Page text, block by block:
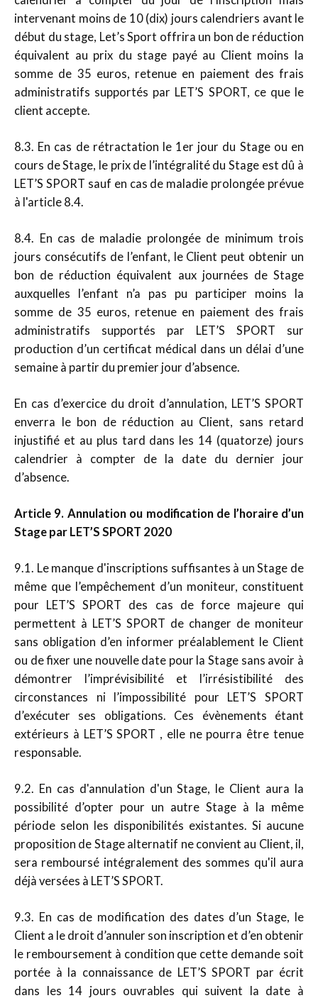
intervenant moins de 10 (dix) jours calendriers avant le
début du stage, Let’s Sport offrira un bon de réduction
équivalent au prix du stage payé au Client moins la
somme de 35 euros, retenue en paiement des frais
administratifs supportés par LET’S SPORT, ce que le
client accepte.
8.3. En cas de rétractation le 1er jour du Stage ou en
cours de Stage, le prix de l’intégralité du Stage est dû à
LET’S SPORT sauf en cas de maladie prolongée prévue
à l'article 8.4.
8.4. En cas de maladie prolongée de minimum trois
jours consécutifs de l’enfant, le Client peut obtenir un
bon de réduction équivalent aux journées de Stage
auxquelles l’enfant n’a pas pu participer moins la
somme de 35 euros, retenue en paiement des frais
administratifs supportés par LET’S SPORT sur
production d’un certificat médical dans un délai d’une
semaine à partir du premier jour d’absence.
En cas d’exercice du droit d’annulation, LET’S SPORT
enverra le bon de réduction au Client, sans retard
injustifié et au plus tard dans les 14 (quatorze) jours
calendrier à compter de la date du dernier jour
d’absence.
Article 9. Annulation ou modification de l’horaire d’un
Stage par LET’S SPORT 2020
9.1. Le manque d'inscriptions suffisantes à un Stage de
même que l’empêchement d’un moniteur, constituent
pour LET’S SPORT des cas de force majeure qui
permettent à LET’S SPORT de changer de moniteur
sans obligation d’en informer préalablement le Client
ou de fixer une nouvelle date pour la Stage sans avoir à
démontrer l’imprévisibilité et l’irrésistibilité des
circonstances ni l’impossibilité pour LET’S SPORT
d’exécuter ses obligations. Ces évènements étant
extérieurs à LET’S SPORT , elle ne pourra être tenue
responsable.
9.2. En cas d'annulation d'un Stage, le Client aura la
possibilité d’opter pour un autre Stage à la même
période selon les disponibilités existantes. Si aucune
proposition de Stage alternatif ne convient au Client, il,
sera remboursé intégralement des sommes qu'il aura
déjà versées à LET’S SPORT.
9.3. En cas de modification des dates d’un Stage, le
Client a le droit d’annuler son inscription et d’en obtenir
le remboursement à condition que cette demande soit
portée à la connaissance de LET’S SPORT par écrit
dans les 14 jours ouvrables qui suivent la date à